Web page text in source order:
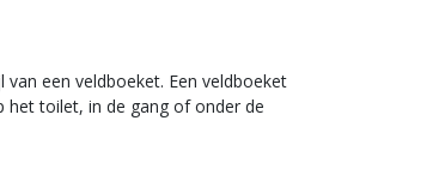
een veldboeket. Een veldboeket
het toilet, in de gang of onder de